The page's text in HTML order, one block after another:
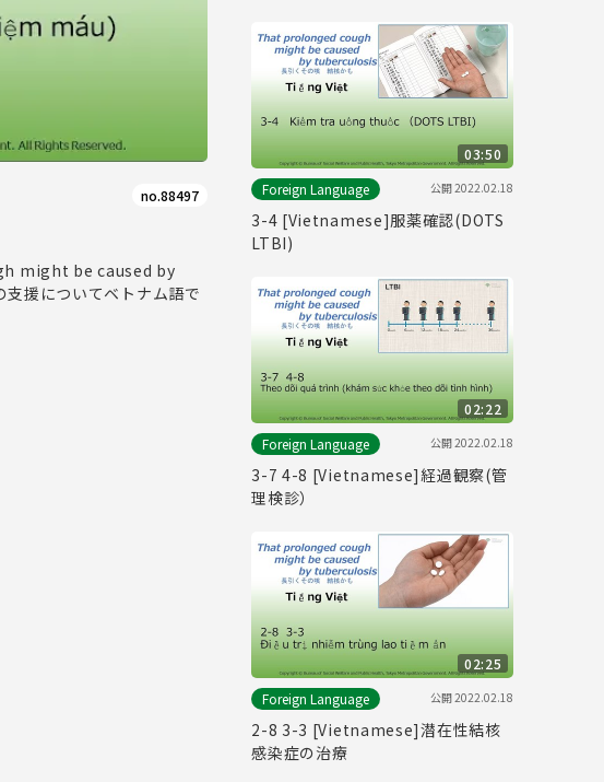
no.88497
might be caused by
援についてベトナム語で
編））
03:50
Foreign Language
公開2022.02.18
3-4 [Vietnamese]服薬確認(DOTS
LTBI)
02:22
Foreign Language
公開2022.02.18
3-7 4-8 [Vietnamese]経過観察(管
理検診）
02:25
Foreign Language
公開2022.02.18
2-8 3-3 [Vietnamese]潜在性結核
感染症の治療